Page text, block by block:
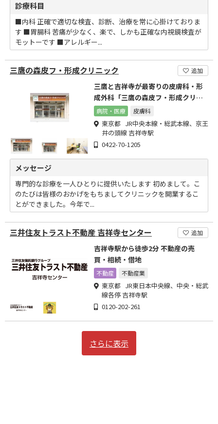
診療科目
■内科 正確で適切な検査、診断、治療を常に心掛けておりま
す ■胃腸科 苦痛が少なく、楽で、しかも正確な内視鏡検査が
モットーです ■アレルギー...
三鷹の森皮フ・形成クリニック 追加
三鷹と吉祥寺が最寄りの皮膚科・形
成外科「三鷹の森皮フ・形成クリニ
ック」です。
病院・医療 皮膚科
東京都 JR中央本線・総武本線、京王
井の頭線 吉祥寺駅
0422-70-1205
メッセージ
専門的な診療を一人ひとりに提供いたします 初めまして。こ
のたびは皆様のおかげをもちましてクリニックを開業するこ
とができました。今年で...
三井住友トラスト不動産 吉祥寺センター 追加
吉祥寺駅から徒歩2分 不動産の売
買・相続・借地
不動産 不動産業
東京都 JR東日本中央線、中央・総武
線各停 吉祥寺駅
0120-202-261
さらに表示